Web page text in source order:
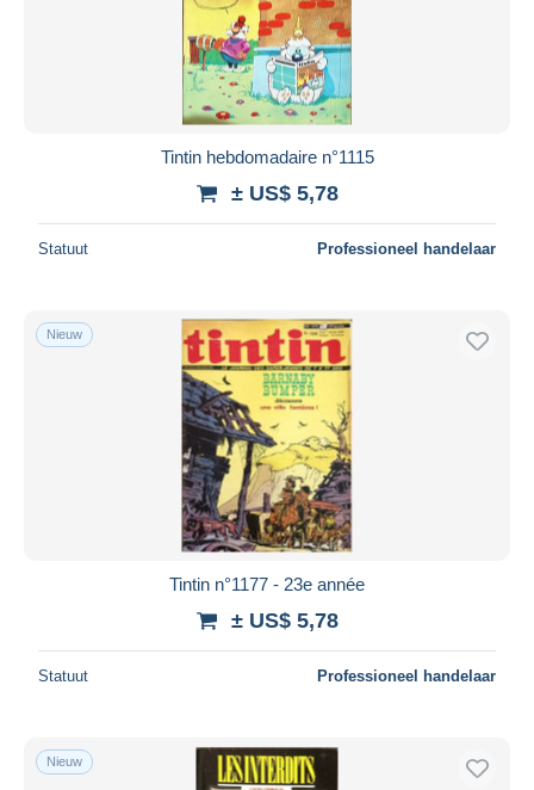
Tintin hebdomadaire n°1115
± US$ 5,78
Statuut Professioneel handelaar
Nieuw
Tintin n°1177 - 23e année
± US$ 5,78
Statuut Professioneel handelaar
Nieuw